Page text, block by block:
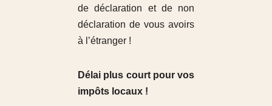
de déclaration et de non
déclaration de vous avoirs
à l’étranger !
Délai plus court pour vos
impôts locaux !